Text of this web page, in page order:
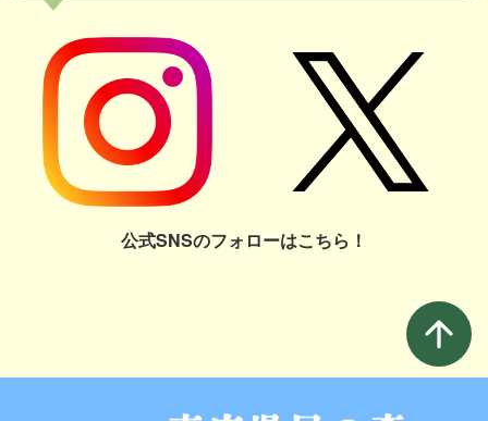
公式SNSのフォローはこちら！
arrow_upward